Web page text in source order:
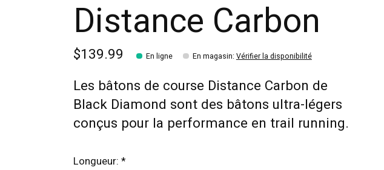
Distance Carbon
$139.99 En ligne En magasin: Vérifier la disponibilité
Les bâtons de course Distance Carbon de
Black Diamond sont des bâtons ultra-légers
conçus pour la performance en trail running.
Longueur:*